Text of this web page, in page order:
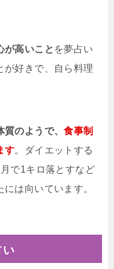
が高いこと を夢占い
が好きで、自ら料理
質のようで、食事制
す。ダイエットする
で1キロ落とすなど
は向いています。
い